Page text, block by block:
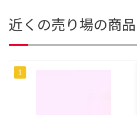
近くの売り場の商品